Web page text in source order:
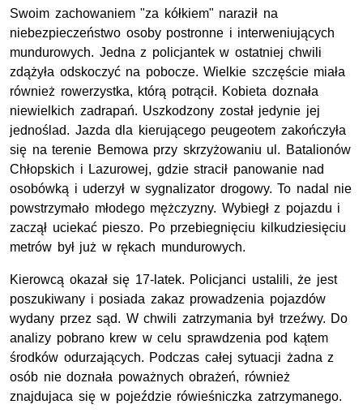
Swoim zachowaniem "za kółkiem" naraził na
niebezpieczeństwo osoby postronne i interweniujących
mundurowych. Jedna z policjantek w ostatniej chwili
zdążyła odskoczyć na pobocze. Wielkie szczęście miała
również rowerzystka, którą potrącił. Kobieta doznała
niewielkich zadrapań. Uszkodzony został jedynie jej
jednoślad. Jazda dla kierującego peugeotem zakończyła
się na terenie Bemowa przy skrzyżowaniu ul. Batalionów
Chłopskich i Lazurowej, gdzie stracił panowanie nad
osobówką i uderzył w sygnalizator drogowy. To nadal nie
powstrzymało młodego mężczyzny. Wybiegł z pojazdu i
zaczął uciekać pieszo. Po przebiegnięciu kilkudziesięciu
metrów był już w rękach mundurowych.
Kierowcą okazał się 17-latek. Policjanci ustalili, że jest
poszukiwany i posiada zakaz prowadzenia pojazdów
wydany przez sąd. W chwili zatrzymania był trzeźwy. Do
analizy pobrano krew w celu sprawdzenia pod kątem
środków odurzających. Podczas całej sytuacji żadna z
osób nie doznała poważnych obrażeń, również
znajdujaca się w pojeździe rówieśniczka zatrzymanego.